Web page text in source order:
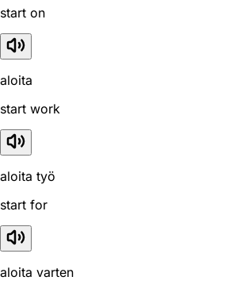
start on
aloita
start work
aloita työ
start for
aloita varten